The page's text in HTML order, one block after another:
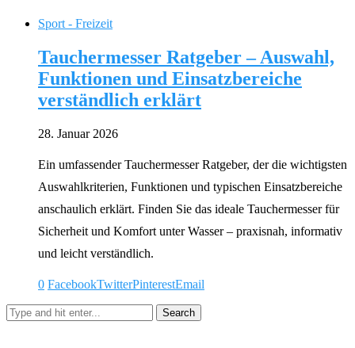
Sport - Freizeit
Tauchermesser Ratgeber – Auswahl,
Funktionen und Einsatzbereiche
verständlich erklärt
28. Januar 2026
Ein umfassender Tauchermesser Ratgeber, der die wichtigsten
Auswahlkriterien, Funktionen und typischen Einsatzbereiche
anschaulich erklärt. Finden Sie das ideale Tauchermesser für
Sicherheit und Komfort unter Wasser – praxisnah, informativ
und leicht verständlich.
0 FacebookTwitterPinterestEmail